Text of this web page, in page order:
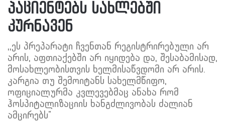
პაციენტებს სახლებში
კურნავენ
,,ეს პრეპარატი ჩვენთან რეგისტრირებული არ
არის, აფთიაქებში არ იყიდება და, შესაბამისად,
მოსახლეობისთვის ხელმისაწვდომი არ არის.
კარგია თუ შემოიტანს სახელმწიფო,
ოფიციალურმა კვლევებმაც ანახა რომ
ჰოსპიტალიზაციის ხანგძლივობას ძალიან
ამცირებს"